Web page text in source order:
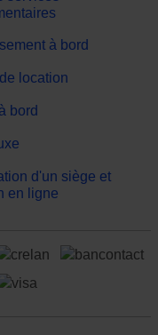
à bord
location
bord
d'un siège et
en ligne